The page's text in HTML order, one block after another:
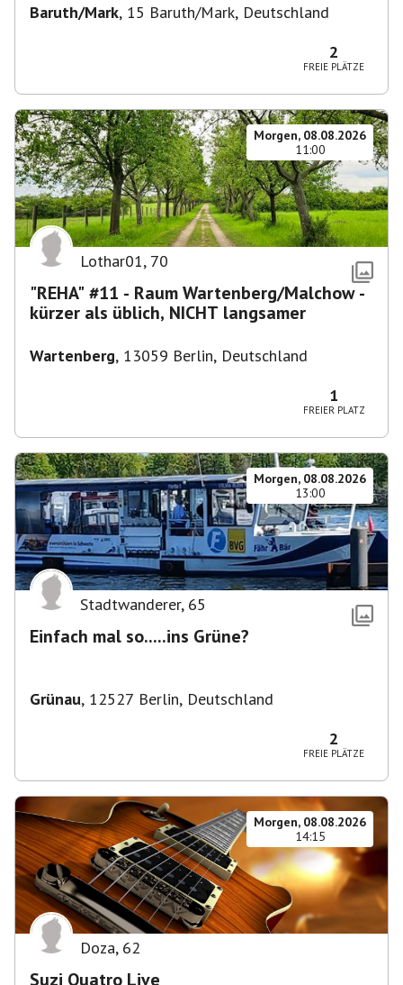
Baruth/Mark, 15 Baruth/Mark, Deutschland
2
FREIE PLÄTZE
Morgen, 08.08.2026
11:00
Lothar01, 70
"REHA" #11 - Raum Wartenberg/Malchow -
kürzer als üblich, NICHT langsamer
Wartenberg, 13059 Berlin, Deutschland
1
FREIER PLATZ
Morgen, 08.08.2026
13:00
Stadtwanderer, 65
Einfach mal so.....ins Grüne?
Grünau, 12527 Berlin, Deutschland
2
FREIE PLÄTZE
Morgen, 08.08.2026
14:15
Doza, 62
Suzi Quatro Live